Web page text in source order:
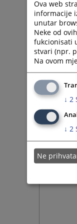
Ova web
informacije
unutar
Neke od
fukcionisati
stvari (npr.
Na ovom
↓ 2
↓ 2
Ne